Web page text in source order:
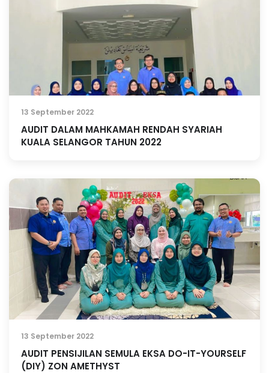
13 September 2022
AUDIT DALAM MAHKAMAH RENDAH SYARIAH
KUALA SELANGOR TAHUN 2022
13 September 2022
AUDIT PENSIJILAN SEMULA EKSA DO-IT-YOURSELF
(DIY) ZON AMETHYST